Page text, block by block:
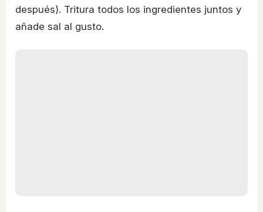
después). Tritura todos los ingredientes juntos y
añade sal al gusto.